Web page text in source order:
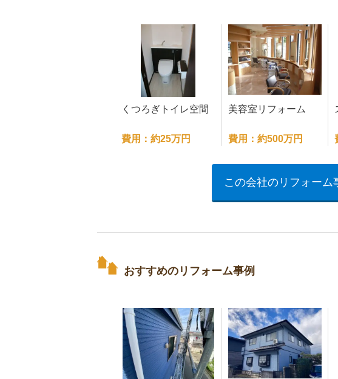
くつろぎトイレ空間
費用：約25万円
美容室リフォーム
費用：約500万円
この会社のリフォーム
おすすめのリフォーム事例